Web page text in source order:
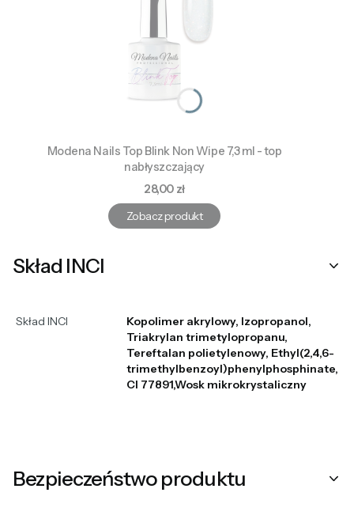
Modena Nails Top Blink Non Wipe 7,3 ml - top
nabłyszczający
Cena
28,00 zł
Zobacz produkt
Skład INCI
Skład INCI
Kopolimer akrylowy, Izopropanol,
Triakrylan trimetylopropanu,
Tereftalan polietylenowy, Ethyl(2,4,6-
trimethylbenzoyl)phenylphosphinate,
CI 77891,Wosk mikrokrystaliczny
Bezpieczeństwo produktu